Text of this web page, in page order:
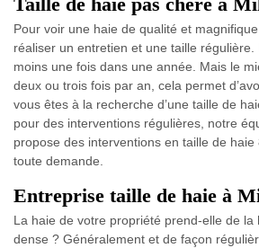
Pour voir une haie de qualité et
réaliser un entretien et une taille régulière.
moins une fois dans une année. Mais le
deux ou trois fois par an, cela permet
vous êtes à la recherche d’une taille de
pour des interventions régulières, notre
propose des interventions en taille de
toute demande.
Entreprise taille de haie à
La haie de votre propriété prend-elle de la
dense ? Généralement et de façon